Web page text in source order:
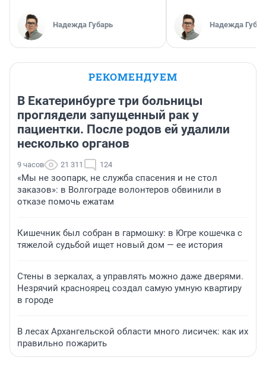
Надежда Губарь Надежда
РЕКОМЕНДУЕМ
В Екатеринбурге три больницы
проглядели запущенный рак у
пациентки. После родов ей удалили
несколько органов
9 часов 21 311 124
«Мы не зоопарк, не служба спасения и не стол
заказов»: в Волгограде волонтеров обвинили в
отказе помочь ежатам
Кишечник был собран в гармошку: в Югре кошечка с
тяжелой судьбой ищет новый дом — ее история
Стены в зеркалах, а управлять можно даже дверями.
Незрячий красноярец создал самую умную квартиру
в городе
В лесах Архангельской области много лисичек: как их
правильно пожарить